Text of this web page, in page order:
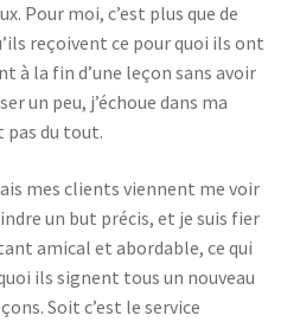
Pour moi, c’est plus que de
reçoivent ce pour quoi ils ont
à la fin d’une leçon sans avoir
un peu, j’échoue dans ma
pas du tout.
mes clients viennent me voir
un but précis, et je suis fier
amical et abordable, ce qui
ils signent tous un nouveau
Soit c’est le service